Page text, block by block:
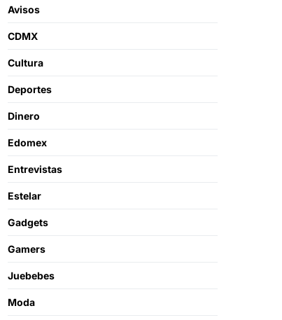
Avisos
CDMX
Cultura
Deportes
Dinero
Edomex
Entrevistas
Estelar
Gadgets
Gamers
Juebebes
Moda